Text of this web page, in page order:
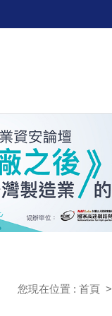
您現在位置 : 首頁 >